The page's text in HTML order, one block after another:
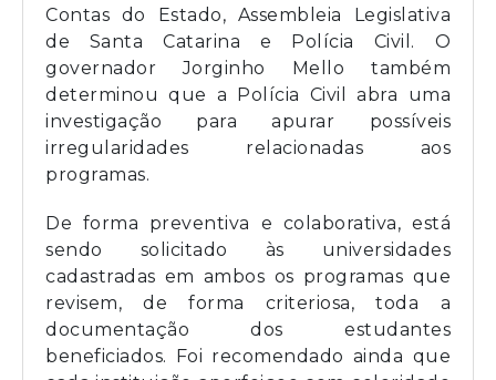
Contas do Estado, Assembleia Legislativa
de Santa Catarina e Polícia Civil. O
governador Jorginho Mello também
determinou que a Polícia Civil abra uma
investigação para apurar possíveis
irregularidades relacionadas aos
programas.
De forma preventiva e colaborativa, está
sendo solicitado às universidades
cadastradas em ambos os programas que
revisem, de forma criteriosa, toda a
documentação dos estudantes
beneficiados. Foi recomendado ainda que